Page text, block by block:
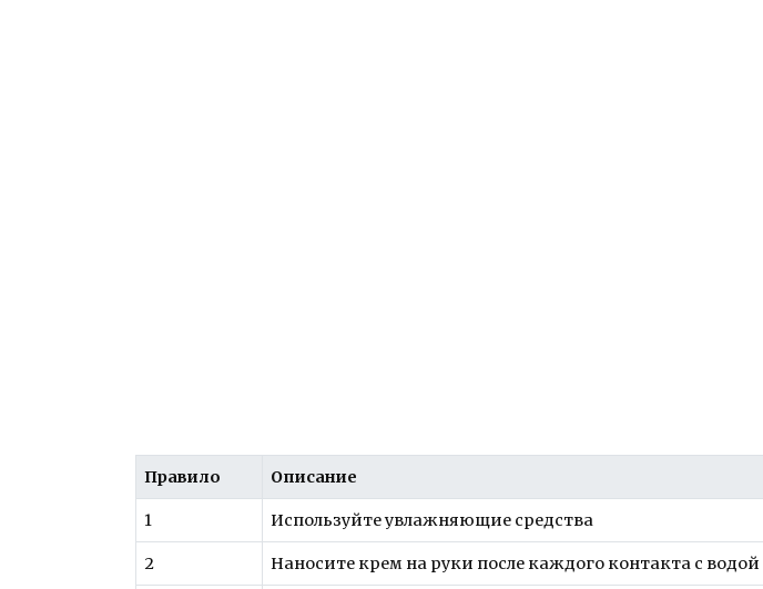
Правило Описание
1 Используйте увлажняющие средства
2 Наносите крем на руки после каждого контакта с водой